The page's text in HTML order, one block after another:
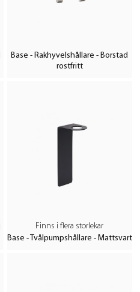
Base - Rakhyvelshållare - Borstad
rostfritt
Finns i flera storlekar
Base - Tvålpumpshållare - Mattsvart